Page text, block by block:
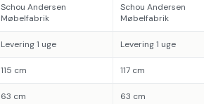
Schou Andersen
Møbelfabrik
Schou Andersen
Møbelfabrik
Levering 1 uge Levering 1 uge
115 cm 117 cm
63 cm 63 cm